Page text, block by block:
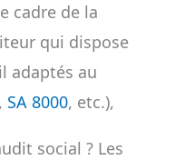
cadre de la
qui dispose
adaptés au
SA 8000, etc.),
social ? Les